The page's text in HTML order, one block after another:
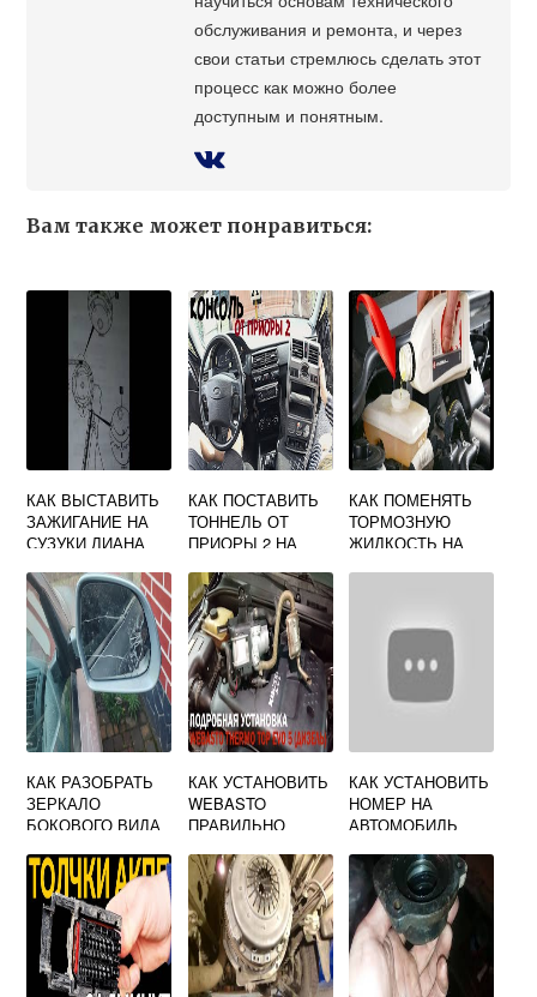
обслуживания и ремонта, и через
свои статьи стремлюсь сделать этот
процесс как можно более
доступным и понятным.
Вам также может понравиться:
КАК ВЫСТАВИТЬ
ЗАЖИГАНИЕ НА
СУЗУКИ ЛИАНА
КАК ПОСТАВИТЬ
ТОННЕЛЬ ОТ
ПРИОРЫ 2 НА
КАК ПОМЕНЯТЬ
ТОРМОЗНУЮ
ЖИДКОСТЬ НА
КАК РАЗОБРАТЬ
ЗЕРКАЛО
БОКОВОГО ВИДА
TOUR
КАК УСТАНОВИТЬ
WEBASTO
ПРАВИЛЬНО
КАК УСТАНОВИТЬ
НОМЕР НА
АВТОМОБИЛЬ